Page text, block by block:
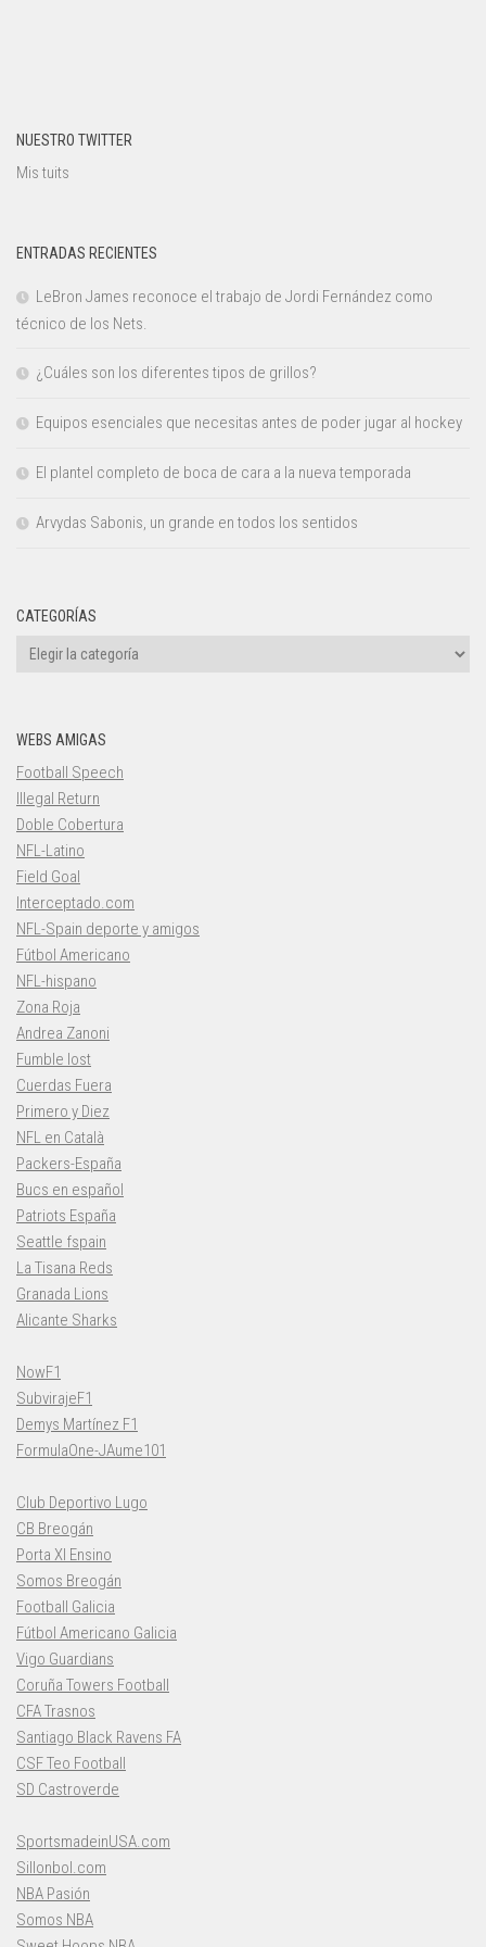
NUESTRO TWITTER
Mis tuits
ENTRADAS RECIENTES
LeBron James reconoce el trabajo de Jordi Fernández como
técnico de los Nets.
¿Cuáles son los diferentes tipos de grillos?
Equipos esenciales que necesitas antes de poder jugar al hockey
El plantel completo de boca de cara a la nueva temporada
Arvydas Sabonis, un grande en todos los sentidos
CATEGORÍAS
Categorías
WEBS AMIGAS
Football Speech
Illegal Return
Doble Cobertura
NFL-Latino
Field Goal
Interceptado.com
NFL-Spain deporte y amigos
Fútbol Americano
NFL-hispano
Zona Roja
Andrea Zanoni
Fumble lost
Cuerdas Fuera
Primero y Diez
NFL en Català
Packers-España
Bucs en español
Patriots España
Seattle fspain
La Tisana Reds
Granada Lions
Alicante Sharks
NowF1
SubvirajeF1
Demys Martínez F1
FormulaOne-JAume101
Club Deportivo Lugo
CB Breogán
Porta XI Ensino
Somos Breogán
Football Galicia
Fútbol Americano Galicia
Vigo Guardians
Coruña Towers Football
CFA Trasnos
Santiago Black Ravens FA
CSF Teo Football
SD Castroverde
SportsmadeinUSA.com
Sillonbol.com
NBA Pasión
Somos NBA